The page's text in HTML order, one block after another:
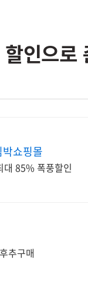
인으로
쇼핑몰
대 85% 폭풍할인
추구매